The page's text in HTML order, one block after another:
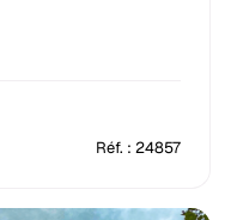
Réf. : 24857